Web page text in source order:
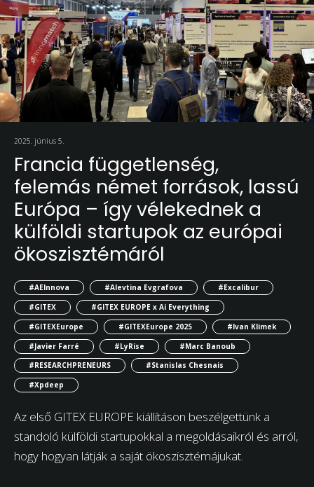
2025. június 5.
Francia függetlenség,
felemás német források, lassú
Európa – így vélekednek a
külföldi startupok az európai
ökoszisztémáról
#AEInnova #Alevtina Evgrafova
#Excalibur
#GITEX
#GITEX EUROPE x Ai Everything
#GITEXEurope
#GITEXEurope 2025
#Ivan Klimek
#Javier Farré
#LyRise
#Marc Banoub
#RESEARCHPRENEURS
#Stanislas Chesnais
#Xpdeep
Az első GITEX EUROPE kiállításon beszélgettünk a
standoló külföldi startupokkal a megoldásaikról és arról,
hogy hogyan látják a saját ökoszisztémájukat.